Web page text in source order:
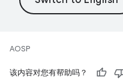
AOSP
该内容对您有帮助吗？